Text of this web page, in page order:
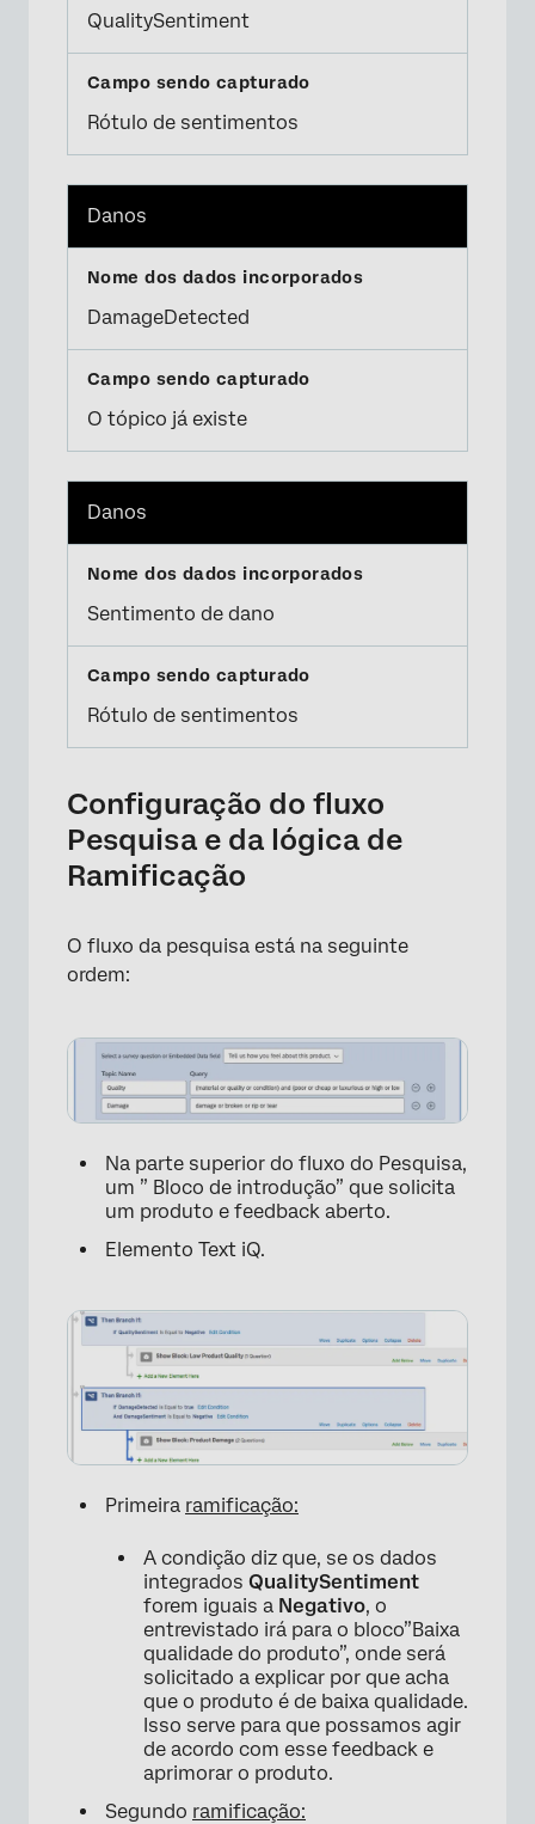
QualitySentiment
Rótulo de sentimentos
Danos
DamageDetected
O tópico já existe
Danos
Sentimento de dano
Rótulo de sentimentos
Configuração do fluxo
Pesquisa e da lógica de
Ramificação
O fluxo da pesquisa está na seguinte
ordem:
Na parte superior do fluxo do Pesquisa,
um ” Bloco de introdução” que solicita
um produto e feedback aberto.
Elemento Text iQ.
Primeira ramificação:
A condição diz que, se os dados
integrados QualitySentiment
forem iguais a Negativo, o
entrevistado irá para o bloco”Baixa
qualidade do produto”, onde será
solicitado a explicar por que acha
que o produto é de baixa qualidade.
Isso serve para que possamos agir
de acordo com esse feedback e
aprimorar o produto.
Segundo ramificação: